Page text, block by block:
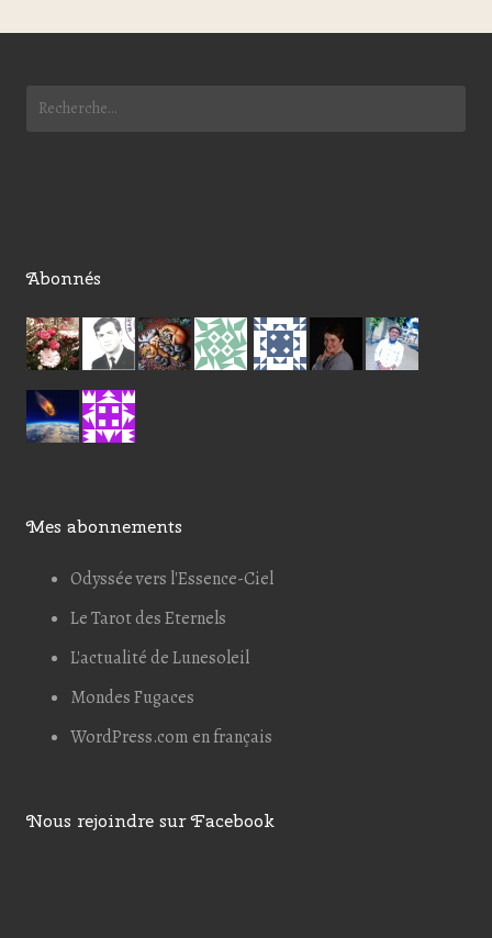
Abonnés
Mes abonnements
Odyssée vers l'Essence-Ciel
Le Tarot des Eternels
L'actualité de Lunesoleil
Mondes Fugaces
WordPress.com en français
Nous rejoindre sur Facebook